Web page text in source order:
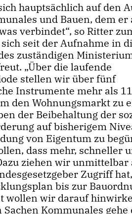
hauptsächlich auf den
und Bauen, dem er
verbindet“, so Ritter
seit der Aufnahme in
zuständigen
„Über die laufende
stellen wir über fünf
Instrumente mehr als
den Wohnungsmarkt zu
der Beibehaltung der
auf bisherigem
von Eigentum zu
dass mehr, schneller
ziehen wir unmittelbar
Zugriff
bis zur
wollen wir darauf
Kommunales gehe